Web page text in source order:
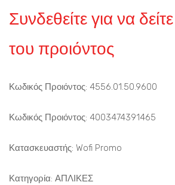
Συνδεθείτε για να
του προιόντος
Κωδικός Προιόντος: 4556.01.50.9600
Κωδικός Προιόντος: 4003474391465
Κατασκευαστής: Wofi Promo
Κατηγορία: ΑΠΛΙΚΕΣ